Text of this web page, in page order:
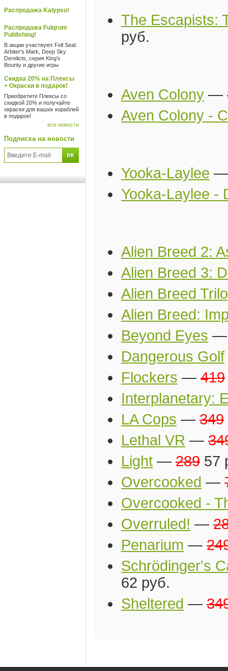
Распродажа Kalypso!
Распродажа Fulqrum
Publishing!
В акции участвуют Fell Seal:
Arbiter's Mark, Deep Sky
Derelicts, серия King's
Bounty и другие игры
Скидка 20% на Плексы
+ Окраски в подарок!
Приобретите Плексы со
скидкой 20% и получайте
окраски для ваших кораблей
в подарок!
все новости
Подписка на новости
The Escapists:
руб.
Aven Colony —
Aven Colony -
Yooka-Laylee
Yooka-Laylee -
Alien Breed 2:
Alien Breed 3:
Alien Breed
Alien Breed:
Beyond Eyes
Dangerous Golf
Flockers — 419
Interplanetary:
LA Cops — 349
Lethal VR —
Light — 289 57
Overcooked —
Overcooked -
Overruled! —
Penarium —
Schrödinger's
62 руб.
Sheltered —